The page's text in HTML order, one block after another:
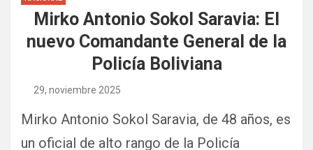
Mirko Antonio Sokol Saravia: El
nuevo Comandante General de la
Policía Boliviana
29, noviembre 2025
Mirko Antonio Sokol Saravia, de 48 años, es
un oficial de alto rango de la Policía